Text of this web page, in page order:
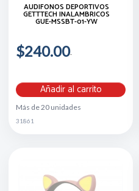
AUDIFONOS DEPORTIVOS
GETTTECH INALAMBRICOS
GUE-MSSBT-01-YW
$240.00
Añadir al carrito
Más de 20 unidades
31861